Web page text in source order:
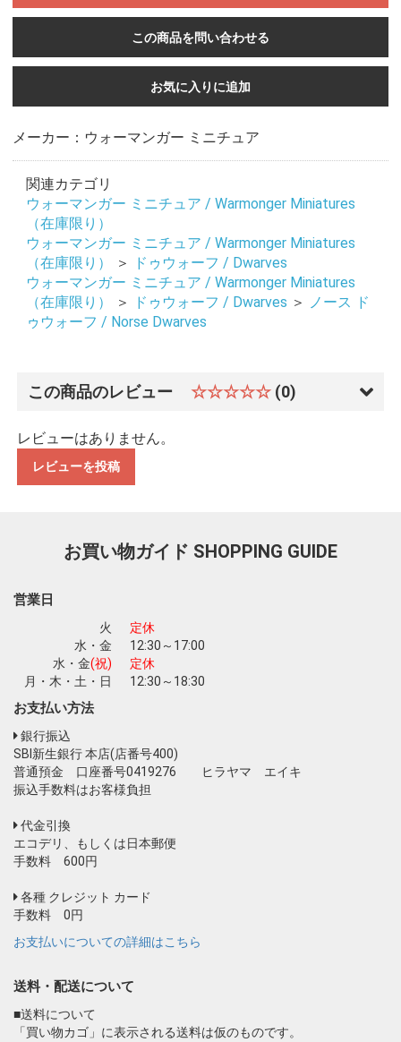
この商品を問い合わせる
お買い物を続ける カートへ進む
お気に入りに追加
メーカー：ウォーマンガー ミニチュア
関連カテゴリ
ウォーマンガー ミニチュア / Warmonger Miniatures
（在庫限り）
ウォーマンガー ミニチュア / Warmonger Miniatures
（在庫限り）
＞
ドゥウォーフ / Dwarves
ウォーマンガー ミニチュア / Warmonger Miniatures
（在庫限り）
＞ ドゥウォーフ / Dwarves ＞ ノース ド
ゥウォーフ / Norse Dwarves
この商品のレビュー ☆☆☆☆☆ (0)
レビューはありません。
レビューを投稿
お買い物ガイド SHOPPING GUIDE
営業日
火
定休
水・金
12:30～17:00
水・金(祝)
定休
月・木・土・日
12:30～18:30
お支払い方法
銀行振込
SBI新生銀行 本店(店番号400)
普通預金 口座番号0419276 ヒラヤマ エイキ
振込手数料はお客様負担
代金引換
エコデリ、もしくは日本郵便
手数料 600円
各種 クレジット カード
手数料 0円
お支払いについての詳細はこちら
送料・配送について
■送料について
「買い物カゴ」に表示される送料は仮のものです。